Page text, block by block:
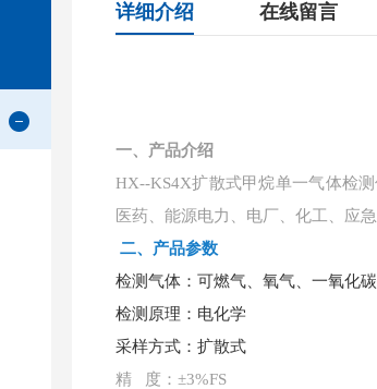
详细介绍 在线留言
一、 产品介绍
HX--KS4X扩散式甲烷单一气体检
医药、能源电力、电厂、化工、应
二、 产品参数
检测气体：可燃气、氧气、一氧化
检测原理：电化学
采样方式：扩散式
精 度：±3%FS